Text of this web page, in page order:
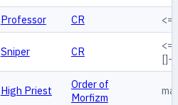
Professor CR
Sniper CR
High Priest
Order of
Morfizm